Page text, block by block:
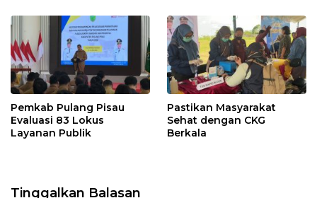
Pemkab Pulang Pisau
Evaluasi 83 Lokus
Layanan Publik
Pastikan Masyarakat
Sehat dengan CKG
Berkala
Tinggalkan Balasan